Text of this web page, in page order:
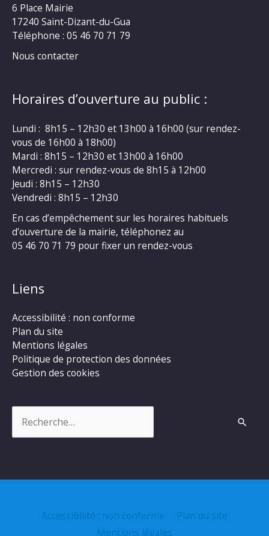
6 Place Mairie
17240 Saint-Dizant-du-Gua
Téléphone : 05 46 70 71 79
Nous contacter
Horaires d’ouverture au public :
Lundi : 8h15 – 12h30 et 13h00 à 16h00 (sur rendez-
vous de 16h00 à 18h00)
Mardi : 8h15 – 12h30 et 13h00 à 16h00
Mercredi : sur rendez-vous de 8h15 à 12h00
Jeudi : 8h15 – 12h30
Vendredi : 8h15 – 12h30
En cas d’empêchement sur les horaires habituels
d’ouverture de la mairie, téléphonez au
05 46 70 71 79 pour fixer un rendez-vous
Liens
Accessibilité : non conforme
Plan du site
Mentions légales
Politique de protection des données
Gestion des cookies
Accessibilité : non conforme
Plan du site
Mentions légales